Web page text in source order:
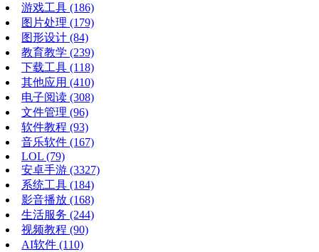
游戏工具 (186)
图片处理 (179)
图形设计 (84)
教育教学 (239)
下载工具 (118)
其他应用 (410)
电子阅读 (308)
文件管理 (96)
软件教程 (93)
音乐软件 (167)
LOL (79)
安卓手游 (3327)
系统工具 (184)
影音播放 (168)
生活服务 (244)
视频教程 (90)
AI软件 (110)